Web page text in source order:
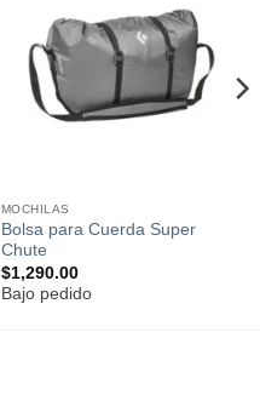
Añadir
a la
lista de
deseos
MOCHILAS
Bolsa para Cuerda Super
Chute
$1,290.00
Bajo pedido